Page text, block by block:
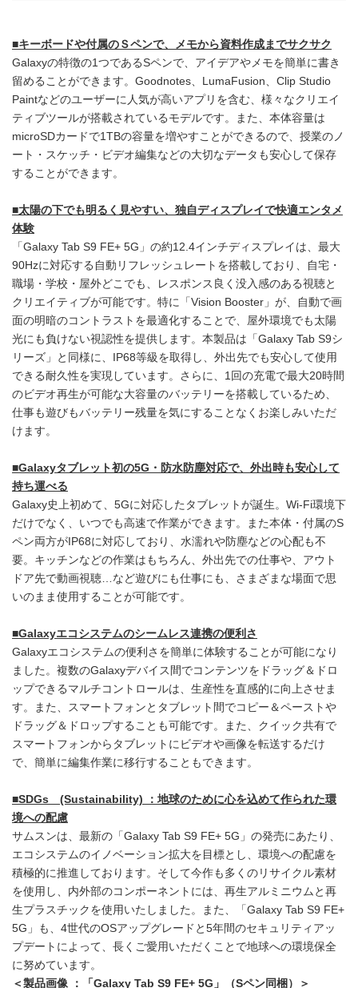
■キーボードや付属のＳペンで、メモから資料作成までサクサク
Galaxyの特徴の1つであるSペンで、アイデアやメモを簡単に書き
留めることができます。Goodnotes、LumaFusion、Clip Studio
Paintなどのユーザーに人気が高いアプリを含む、様々なクリエイ
ティブツールが搭載されているモデルです。また、本体容量は
microSDカードで1TBの容量を増やすことができるので、授業のノ
ート・スケッチ・ビデオ編集などの大切なデータも安心して保存
することができます。
■太陽の下でも明るく見やすい、独自ディスプレイで快適エンタメ
体験
「Galaxy Tab S9 FE+ 5G」の約12.4インチディスプレイは、最大
90Hzに対応する自動リフレッシュレートを搭載しており、自宅・
職場・学校・屋外どこでも、レスポンス良く没入感のある視聴と
クリエイティブが可能です。特に「Vision Booster」が、自動で画
面の明暗のコントラストを最適化することで、屋外環境でも太陽
光にも負けない視認性を提供します。本製品は「Galaxy Tab S9シ
リーズ」と同様に、IP68等級を取得し、外出先でも安心して使用
できる耐久性を実現しています。さらに、1回の充電で最大20時間
のビデオ再生が可能な大容量のバッテリーを搭載しているため、
仕事も遊びもバッテリー残量を気にすることなくお楽しみいただ
けます。
■Galaxyタブレット初の5G ・防水防塵対応で、外出時も安心して
持ち運べる
Galaxy史上初めて、5Gに対応したタブレットが誕生。Wi-Fi環境下
だけでなく、いつでも高速で作業ができます。また本体・付属のS
ペン両方がIP68に対応しており、水濡れや防塵などの心配も不
要。キッチンなどの作業はもちろん、外出先での仕事や、アウト
ドア先で動画視聴…など遊びにも仕事にも、さまざまな場面で思
いのまま使用することが可能です。
■Galaxyエコシステムのシームレス連携の便利さ
Galaxyエコシステムの便利さを簡単に体験することが可能になり
ました。複数のGalaxyデバイス間でコンテンツをドラッグ＆ドロ
ップできるマルチコントロールは、生産性を直感的に向上させま
す。また、スマートフォンとタブレット間でコピー＆ペーストや
ドラッグ＆ドロップすることも可能です。また、クイック共有で
スマートフォンからタブレットにビデオや画像を転送するだけ
で、簡単に編集作業に移行することもできます。
■SDGs (Sustainability)
：地球のために心を込めて作られた環
境への配慮
サムスンは、最新の「Galaxy Tab S9 FE+ 5G」の発売にあたり、
エコシステムのイノベーション拡大を目標とし、環境への配慮を
積極的に推進しております。そして今作も多くのリサイクル素材
を使用し、内外部のコンポーネントには、再生アルミニウムと再
生プラスチックを使用いたしました。また、「Galaxy Tab S9 FE+
5G」も、4世代のOSアップグレードと5年間のセキュリティアッ
プデートによって、長くご愛用いただくことで地球への環境保全
に努めています。
＜製品画像 ：「 Galaxy Tab S9 FE+ 5G 」（Sペン同梱）＞